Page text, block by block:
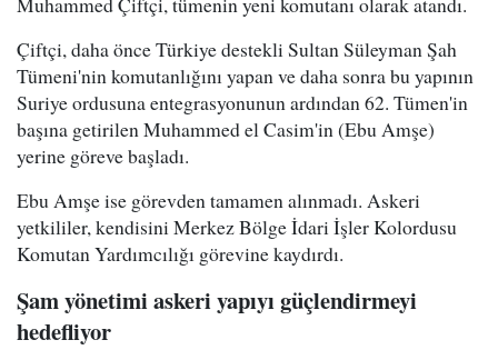
Çiftçi, daha önce Türkiye destekli Sultan Süleyman Şah
Tümeni'nin komutanlığını yapan ve daha sonra bu yapının
Suriye ordusuna entegrasyonunun ardından 62. Tümen'in
başına getirilen Muhammed el Casim'in (Ebu Amşe)
yerine göreve başladı.
Ebu Amşe ise görevden tamamen alınmadı. Askeri
yetkililer, kendisini Merkez Bölge İdari İşler Kolordusu
Komutan Yardımcılığı görevine kaydırdı.
Şam yönetimi askeri yapıyı güçlendirmeyi
hedefliyor